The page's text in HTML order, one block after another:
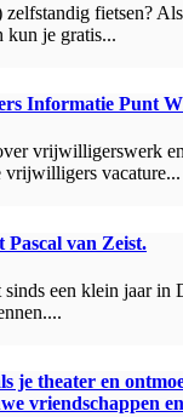
fietsen?
kun je gratis...
Informatie Punt
vrijwilligerswerk
vrijwilligers vacature...
Pascal van Zeist.
een klein jaar in
je theater en
vriendschappen